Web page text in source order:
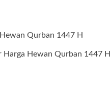
Harga Hewan Qurban 1447 H